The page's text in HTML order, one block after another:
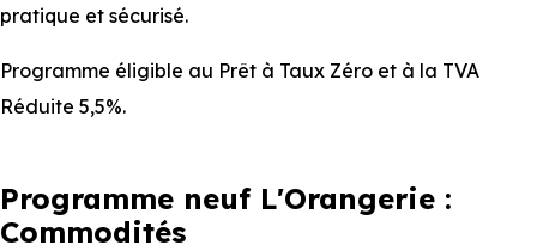
pratique et sécurisé.
Programme éligible au Prêt à Taux Zéro et à la TVA
Réduite 5,5%.
Programme neuf L'Orangerie :
Commodités